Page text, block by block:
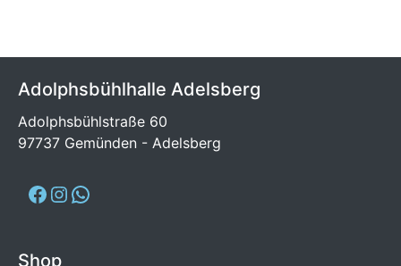
Adolphsbühlhalle Adelsberg
Adolphsbühlstraße 60
97737 Gemünden - Adelsberg
Shop